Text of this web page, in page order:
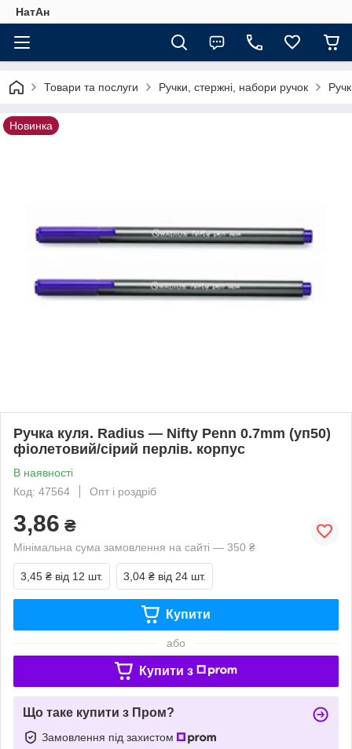
НатАн
Товари та послуги Ручки, стержні, набори ручок
Новинка
Ручка куля. Radius — Nifty Penn 0.7mm (уп50)
фіолетовий/сірий перлів. корпус
В наявності
Код: 47564
Опт і роздріб
3,86 ₴
Мінімальна сума замовлення на сайті — 350 ₴
3,45 ₴ від 12 шт. 3,04 ₴ від 24 шт.
Купити
або
Купити з
Що таке купити з Пром?
Замовлення під захистом